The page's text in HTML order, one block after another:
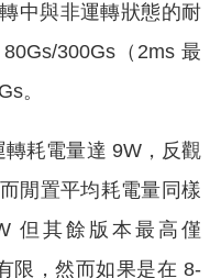
中與非運轉狀態的耐
300Gs（2ms 最
。
耗電量達 9W，反觀
閒置平均耗電量同樣
但其餘版本最高僅
限，然而如果是在 8-